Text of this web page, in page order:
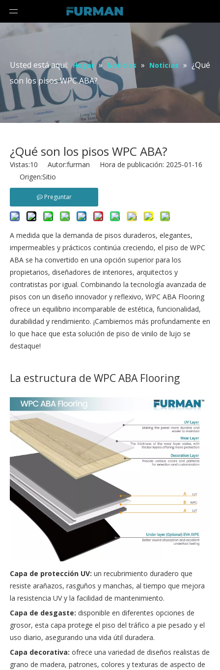
Usted está aquí: Hogar » Noticias » Noticias » ¿Qué
son los pisos WPC ABA?
¿Qué son los pisos WPC ABA?
Vistas:10 Autor:furman Hora de publicación: 2025-01-16
Origen:Sitio
Preguntar
A medida que la demanda de pisos duraderos, elegantes,
impermeables y prácticos continúa creciendo, el piso de WPC
ABA se ha convertido en una opción superior para los
propietarios, diseñadores de interiores, arquitectos y
contratistas por igual. Combinando la tecnología avanzada de
pisos con un diseño innovador y reflexivo, WPC ABA Flooring
ofrece un equilibrio incomparable de estética, funcionalidad,
durabilidad y rendimiento. ¡Cambiemos más profundamente en
lo que hace que esta solución de piso de vinilo de lujo se
destaque!
La estructura de WPC ABA Flooring
Capa de protección UV: un recubrimiento duradero que
resiste arañazos, rasguños y manchas, al tiempo que mejora
la resistencia UV y la facilidad de mantenimiento.
Capa de desgaste: disponible en diferentes opciones de
grosor, esta capa protege el piso del tráfico a pie pesado y el
uso diario, asegurando una vida útil duradera.
Capa decorativa: ofrece una variedad de diseños realistas de
grano de madera, patrones, colores y texturas de aspecto de